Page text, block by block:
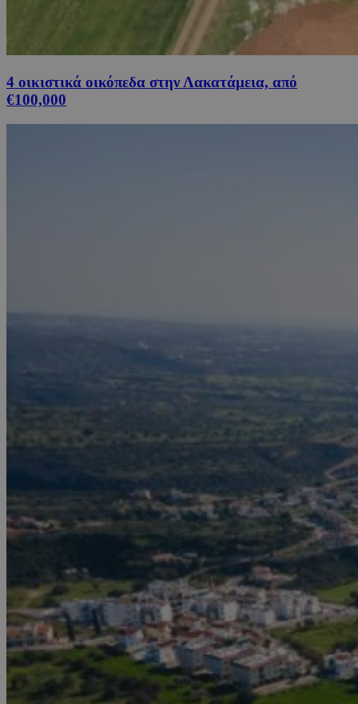
4 οικιστικά οικόπεδα στην Λακατάμεια, από
€100,000